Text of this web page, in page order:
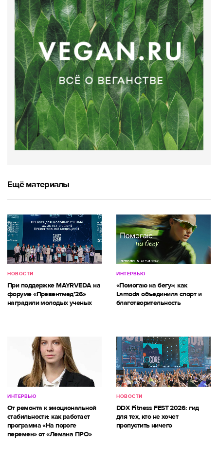
Ещё материалы
НОВОСТИ
При поддержке MAYRVEDA на
форуме «Превентмед’26»
наградили молодых ученых
ИНТЕРВЬЮ
«Помогаю на бегу»: как
Lamoda объединила спорт и
благотворительность
ИНТЕРВЬЮ
От ремонта к эмоциональной
стабильности: как работает
программа «На пороге
перемен» от «Лемана ПРО»
НОВОСТИ
DDX Fitness FEST 2026: гид
для тех, кто не хочет
пропустить ничего